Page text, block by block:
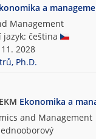
a
Management
jazyk: čeština
2028
Ph.D.
Ekonomika a
and Management